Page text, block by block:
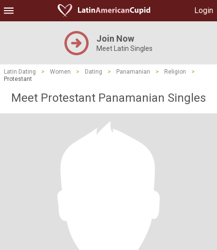
Login
Join Now
Meet Latin Singles
Latin Dating > Women > Dating > Panamanian > Religion
>
Protestant
Meet Protestant Panamanian Singles